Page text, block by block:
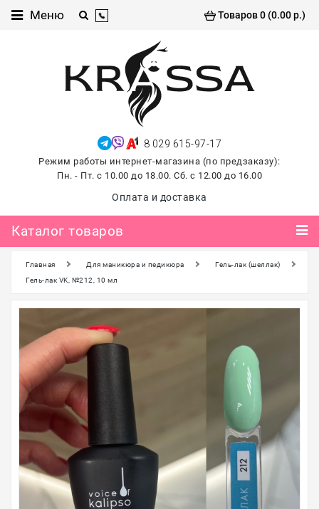
Меню Товаров 0 (0.00 р.)
8 029 615-97-17
Режим работы интернет-магазина (по предзаказу):
Пн. - Пт. с 10.00 до 18.00. Сб. с 12.00 до 16.00
Оплата и доставка
Каталог товаров
Каталог
и
педикюра
Для
наращивания и
ресниц
бровей
Для
волос
депиляции
Электрооборудование
Парафинотерапия
Главная Для маникюра и педикюра
Гель-лак (шеллак)
Гель-лак VK, №212, 10 мл